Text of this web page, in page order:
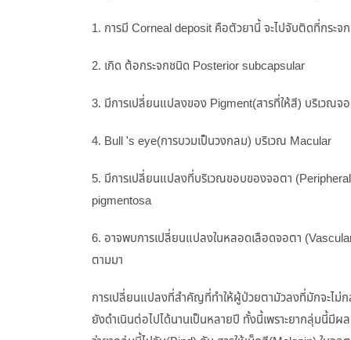
1. การมี Corneal deposit คือตัวยานี้ จะไปจับติดที่กระจ
2. เกิด ต้อกระจกชนิด Posterior subcapsular
3. มีการเปลี่ยนแปลงของ Pigment(สารที่ให้สี) บริเวณจ
4. Bull 's eye(การบวมเป็นวงกลม) บริเวณ Macular
5. มีการเปลี่ยนแปลงที่บริเวณขอบของจอตา
pigmentosa
6. อาจพบการเปลี่ยนแปลงในหลอดเลือดจอตา
ตามมา
การเปลี่ยนแปลงที่สำคัญที่ทำให้ผู้ป่วยตามัวลงที่มักจะไ
ยังดำเนินต่อไปได้นานเป็นหลายปี ทั้งนี้เพราะยากลุ่มนี้มี